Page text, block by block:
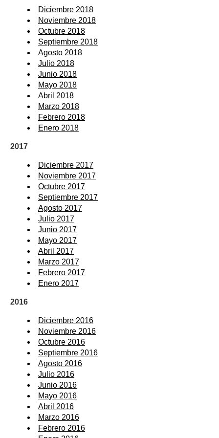
Diciembre 2018
Noviembre 2018
Octubre 2018
Septiembre 2018
Agosto 2018
Julio 2018
Junio 2018
Mayo 2018
Abril 2018
Marzo 2018
Febrero 2018
Enero 2018
2017
Diciembre 2017
Noviembre 2017
Octubre 2017
Septiembre 2017
Agosto 2017
Julio 2017
Junio 2017
Mayo 2017
Abril 2017
Marzo 2017
Febrero 2017
Enero 2017
2016
Diciembre 2016
Noviembre 2016
Octubre 2016
Septiembre 2016
Agosto 2016
Julio 2016
Junio 2016
Mayo 2016
Abril 2016
Marzo 2016
Febrero 2016